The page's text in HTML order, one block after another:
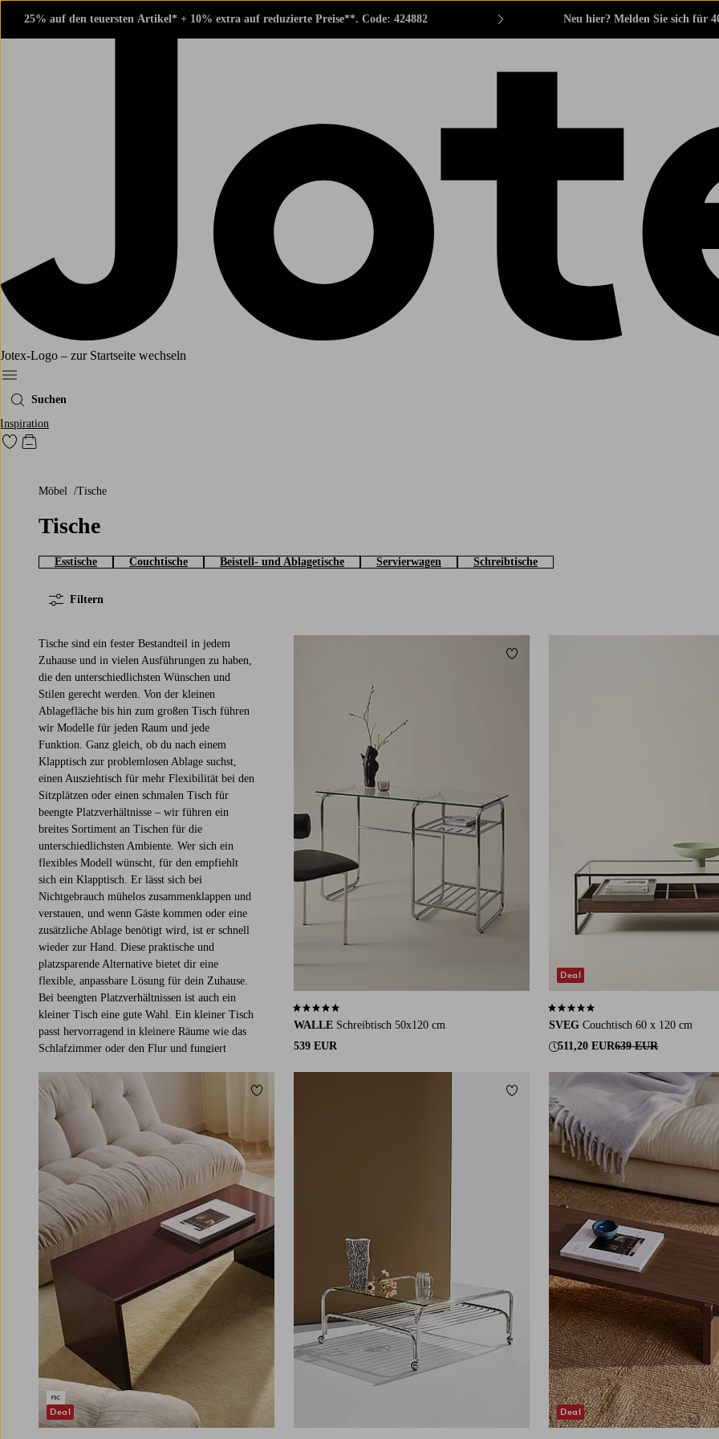
25% auf den teuersten Artikel* + 10% extra auf reduzierte Preise**. Code: 424882 Neu hier? Melden Sie sich für
Jotex-Logo – zur Startseite wechseln
Ellos‘ Menü
Suchen
Inspiration
Zu den als Favoriten markierten Produkten gehen
Zum Warenkorb
Möbel Tische
Tische
Esstische Couchtische Beistell- und Ablagetische Servierwagen Schreibtische
Filtern
Tische sind ein fester Bestandteil in jedem
Zuhause und in vielen Ausführungen zu haben,
die den unterschiedlichsten Wünschen und
Stilen gerecht werden. Von der kleinen
Ablagefläche bis hin zum großen Tisch führen
wir Modelle für jeden Raum und jede
Funktion. Ganz gleich, ob du nach einem
Klapptisch zur problemlosen Ablage suchst,
einen Ausziehtisch für mehr Flexibilität bei den
Sitzplätzen oder einen schmalen Tisch für
beengte Platzverhältnisse – wir führen ein
breites Sortiment an Tischen für die
unterschiedlichsten Ambiente. Wer sich ein
flexibles Modell wünscht, für den empfiehlt
sich ein Klapptisch. Er lässt sich bei
Nichtgebrauch mühelos zusammenklappen und
verstauen, und wenn Gäste kommen oder eine
zusätzliche Ablage benötigt wird, ist er schnell
wieder zur Hand. Diese praktische und
platzsparende Alternative bietet dir eine
flexible, anpassbare Lösung für dein Zuhause.
Bei beengten Platzverhältnissen ist auch ein
kleiner Tisch eine gute Wahl. Ein kleiner Tisch
passt hervorragend in kleinere Räume wie das
Schlafzimmer oder den Flur und fungiert
kannst ihn als Ablage für kleine Objekte nutzen
oder neben dem Sofa platzieren, wo du deine
Bücher oder eine Tasse Kaffee bequem zur
Hand hast. Wenn du einen großen Tisch
vorziehst, kann ein ausziehbarer Tisch die
perfekte Alternative sein. Ein Ausziehtisch ist
ideal für den Essplatz, da du die Größe an die
Anzahl der Gäste anpassen kannst. Er empfiehlt
sich damit für alle, die häufig Gäste haben,
aber nicht wollen, dass der Tisch unter der
Woche zu viel Platz einnimmt. Ähnlich
funktioniert ein Tisch mit Einlegeplatte. Diese
zusätzliche Platte kommt immer dann zum
Einsatz, wenn du mehr Platz brauchst und
damit die normale Tischplatte ergänzen willst.
Sowohl die ausziehbaren Tische als auch die
Tische mit Einlegeplatte sind perfekt, um den
Essplatz im Handumdrehen anzupassen: vom
intimen Dinner bis hin zur großen Festtafel.
Solltest du auf der Suche nach einer kompakten
Lösung sein, ist ein schmaler Tisch das Mittel
WALLE Schreibtisch 50x120 cm
539 EUR
5,0 basierend auf 10 Bewertungen
Zu Favoriten hinzufügen
SVEG Couchtisch 60 x 120 cm
511,20 EUR639 EUR
4,8 basierend auf 37 Bewertungen
Deal
Deal
Zu Favoriten hinzufügen Zu Favoriten hinzufügen
Deal